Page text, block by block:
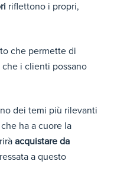
riflettono i propri,
che permette di
che i clienti possano
dei temi più rilevanti
ha a cuore la
acquistare da
a questo